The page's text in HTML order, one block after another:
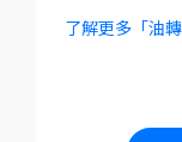
了解更多「油轉